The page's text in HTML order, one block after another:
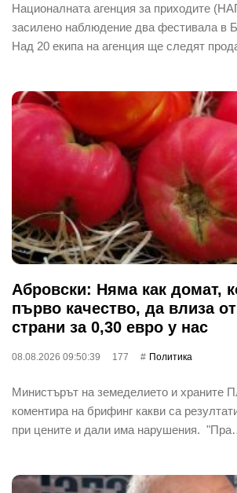
Националната агенция за приходите
засилено наблюдение два фестивала в
Над 20 екипа на агенция ще следят
Абровски: Няма как домат,
първо качество, да влиза
страни за 0,30 евро у нас
08.08.2026 09:50:39 177 Политика
Министърът на земеделието и храните
коментира на брифинг какви са
при цените и дали има нарушения.